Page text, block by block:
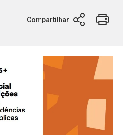
Compartilhar